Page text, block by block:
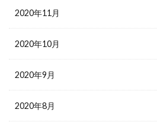
2020年11月
2020年10月
2020年9月
2020年8月